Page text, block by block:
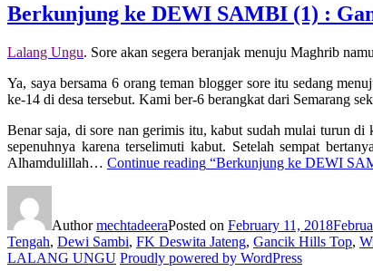
Berkunjung ke DEWI SAMBI (1) :
Lalang Ungu. Sore akan segera beranjak menuju Maghrib
Ya, saya bersama 6 orang teman blogger sore itu sedang
ke-14 di desa tersebut. Kami ber-6 berangkat dari Semarang
Benar saja, di sore nan gerimis itu, kabut sudah mulai turun
sepenuhnya karena terselimuti kabut. Setelah sempat
Alhamdulillah… Continue reading “Berkunjung ke DEWI
AuthormechtadeeraPosted on February 11, 2018
Tengah, Dewi Sambi, FK Deswita Jateng, Gancik Hills Top,
LALANG UNGU Proudly powered by WordPress